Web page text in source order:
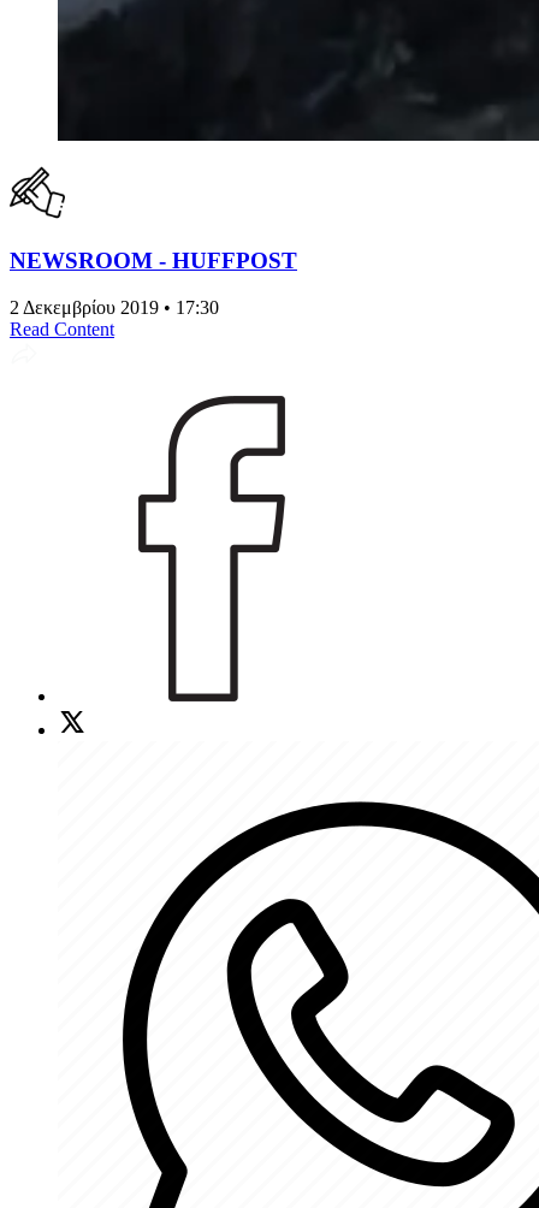
NEWSROOM - HUFFPOST
2 Δεκεμβρίου 2019 • 17:30
Read Content